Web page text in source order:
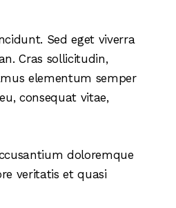
Sed eget viverra
Cras sollicitudin,
elementum semper
consequat vitae,
doloremque
veritatis et quasi